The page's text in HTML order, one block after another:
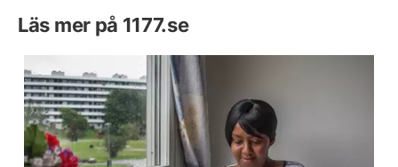
Läs mer på 1177.se